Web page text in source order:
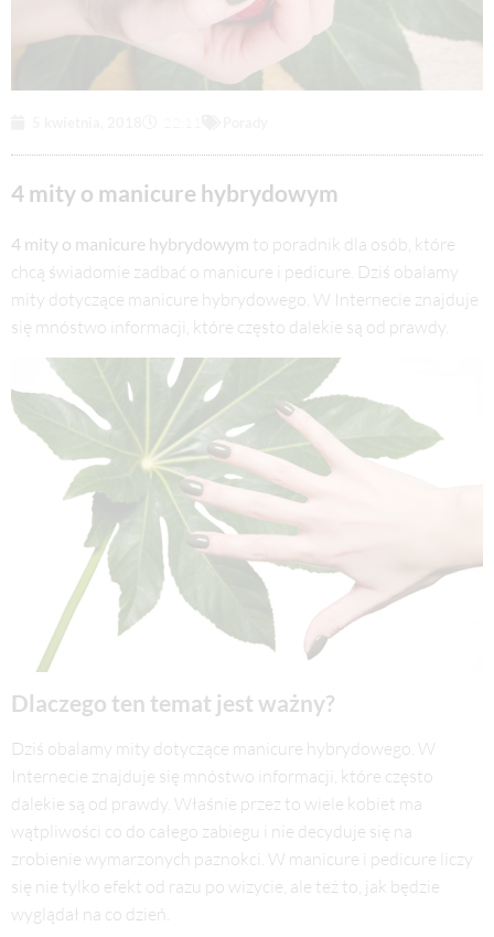
4 mity o manicure hybrydowym
4 mity o manicure hybrydowym to poradnik dla osób, które
chcą świadomie zadbać o manicure i pedicure. Dziś obalamy
mity dotyczące manicure hybrydowego. W Internecie znajduje
się mnóstwo informacji, które często dalekie są od prawdy.
Dlaczego ten temat jest ważny?
Dziś obalamy mity dotyczące manicure hybrydowego. W
Internecie znajduje się mnóstwo informacji, które często
dalekie są od prawdy. Właśnie przez to wiele kobiet ma
wątpliwości co do całego zabiegu i nie decyduje się na
zrobienie wymarzonych paznokci. W manicure i pedicure liczy
się nie tylko efekt od razu po wizycie, ale też to, jak będzie
wyglądał na co dzień.